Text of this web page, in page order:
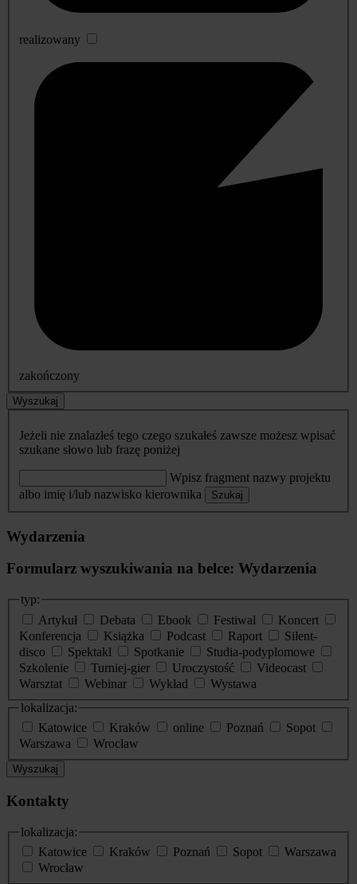
realizowany
zakończony
Wyszukaj
Jeżeli nie znalazłeś tego czego szukałeś zawsze możesz wpisać
szukane słowo lub frazę poniżej
Wpisz fragment nazwy projektu
albo imię i/lub nazwisko kierownika
Szukaj
Wydarzenia
Formularz wyszukiwania na belce: Wydarzenia
typ:
Artykuł
Debata Ebook Festiwal
Koncert
Konferencja
Książka Podcast Raport
Silent-
disco
Spektakl Spotkanie
Studia-podyplomowe
Szkolenie
Turniej-gier Uroczystość
Videocast
Warsztat
Webinar Wykład
Wystawa
lokalizacja:
Katowice
Kraków online Poznań
Sopot
Warszawa
Wrocław
Wyszukaj
Kontakty
lokalizacja:
Katowice
Kraków Poznań Sopot
Warszawa
Wrocław